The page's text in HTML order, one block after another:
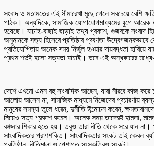
সংবাদ ও মতামতের এই সীমারেখা মুছে গেলে সবচেয়ে বেশি
পাঠক। অন্যদিকে, সামাজিক যোগাযোগমাধ্যমের যুগে আরেক
হয়েছে। যাচাই-বাছাই ছাড়াই তথ্য প্রকাশ, গুজবকে সংবাদ
অনুমানকে সত্য হিসেবে প্রতিষ্ঠার প্রবণতা
প্রতিযোগিতায় অনেক সময় নির্ভুল হওয়ার দায়বদ্ধতা হারিয়ে
প্রথম শর্তই হলো সত্যতা যাচাই। তবে এই অন্ধকারের
দেশে এখনো এমন বহু সাংবাদিক আছেন, যারা নীরবে কাজ করে
আলোয় আসেন না, সামাজিক মাধ্যমে নিজেদের প্রচারণায়
মানুষের সমস্যা তুলে ধরেন, দুর্নীতি উন্মোচন করেন,
নিয়েও সত্য প্রকাশ করেন। অনেক সময় তাদেরই হামলা,
বঞ্চনার শিকার হতে হয়। তবুও তারা নীতি থেকে সরে যান
সাংবাদিকতার প্রাণশক্তি। সাংবাদিকতার সংকট তাই কেবল
প্রতিষ্ঠান, নীতিমালা ও পেশাগত সংস্কৃতিরও সংকট।